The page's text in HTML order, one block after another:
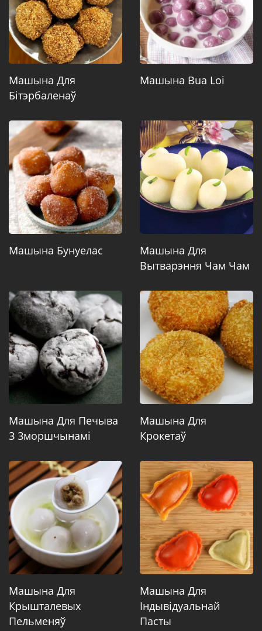
Машына Для
Бітэрбаленаў
Машына Bua Loi
Машына Бунуелас
Машына Для
Вытварэння Чам Чам
Машына Для Печыва
З Зморшчынамі
Машына Для
Крокетаў
Машына Для
Крышталевых
Пельменяў
Машына Для
Індывідуальнай
Пасты